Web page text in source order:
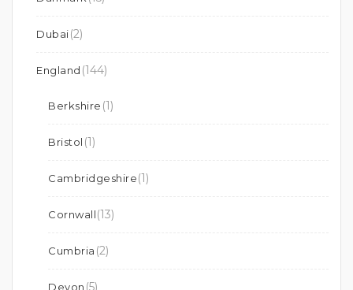
Dubai(2)
England (144)
Berkshire (1)
Bristol (1)
Cambridgeshire(1)
Cornwall(13)
Cumbria (2)
Devon (5)